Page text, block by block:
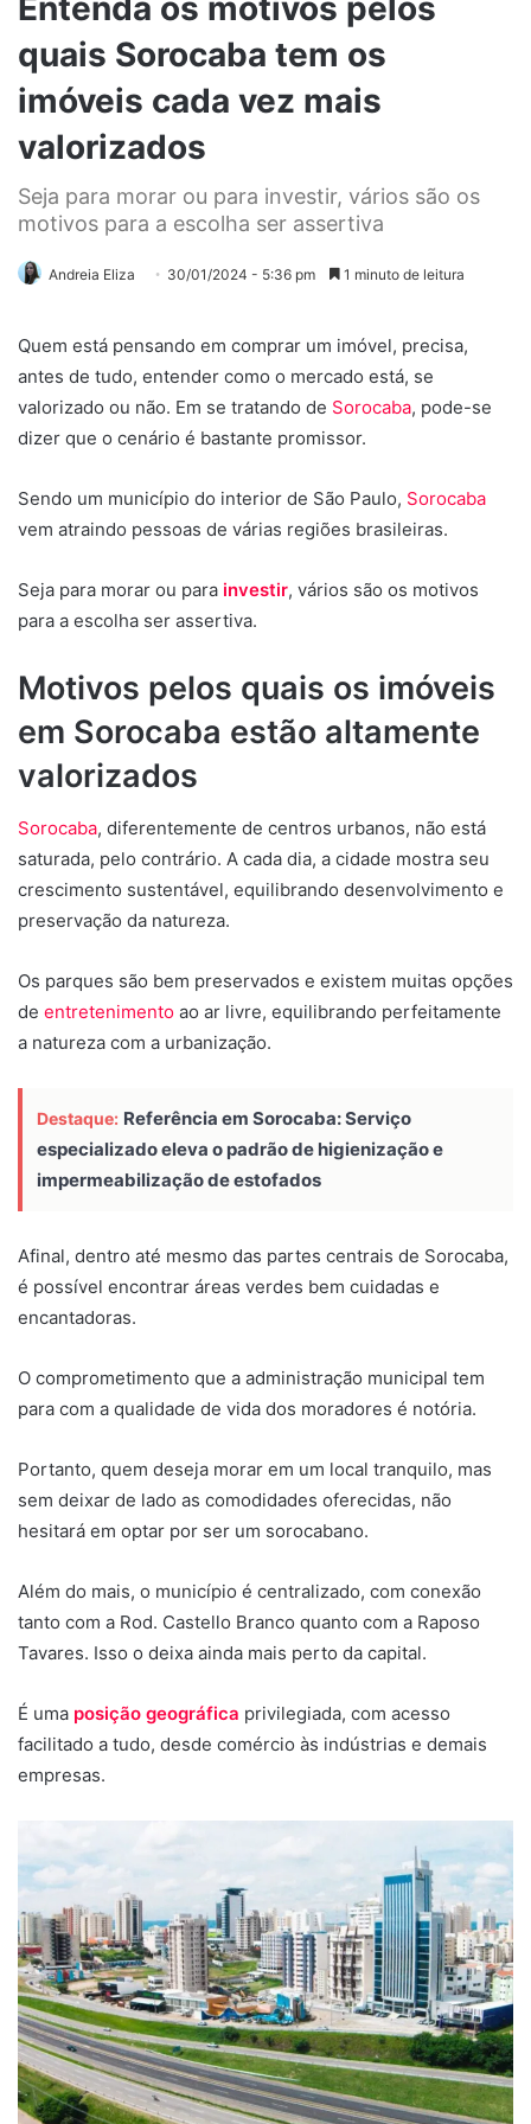
Entenda os motivos pelos
quais Sorocaba tem os
imóveis cada vez mais
valorizados
Seja para morar ou para investir, vários são os
motivos para a escolha ser assertiva
Andreia Eliza 30/01/2024 - 5:36 pm 1 minuto de leitura
Quem está pensando em comprar um imóvel, precisa,
antes de tudo, entender como o mercado está, se
valorizado ou não. Em se tratando de Sorocaba, pode-se
dizer que o cenário é bastante promissor.
Sendo um município do interior de São Paulo, Sorocaba
vem atraindo pessoas de várias regiões brasileiras.
Seja para morar ou para investir, vários são os motivos
para a escolha ser assertiva.
Motivos pelos quais os imóveis
em Sorocaba estão altamente
valorizados
Sorocaba, diferentemente de centros urbanos, não está
saturada, pelo contrário. A cada dia, a cidade mostra seu
crescimento sustentável, equilibrando desenvolvimento e
preservação da natureza.
Os parques são bem preservados e existem muitas opções
de entretenimento ao ar livre, equilibrando perfeitamente
a natureza com a urbanização.
Destaque: Referência em Sorocaba: Serviço
especializado eleva o padrão de higienização e
impermeabilização de estofados
Afinal, dentro até mesmo das partes centrais de Sorocaba,
é possível encontrar áreas verdes bem cuidadas e
encantadoras.
O comprometimento que a administração municipal tem
para com a qualidade de vida dos moradores é notória.
Portanto, quem deseja morar em um local tranquilo, mas
sem deixar de lado as comodidades oferecidas, não
hesitará em optar por ser um sorocabano.
Além do mais, o município é centralizado, com conexão
tanto com a Rod. Castello Branco quanto com a Raposo
Tavares. Isso o deixa ainda mais perto da capital.
É uma posição geográfica privilegiada, com acesso
facilitado a tudo, desde comércio às indústrias e demais
empresas.